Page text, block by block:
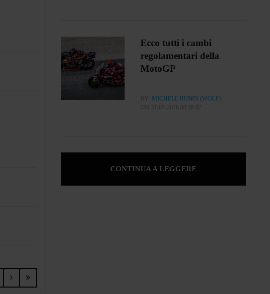
Ecco tutti i cambi
regolamentari della
MotoGP
BY
MICHELE RUBIN (WOLF)
ON 31-07-2026 00:30:42
CONTINUA A LEGGERE